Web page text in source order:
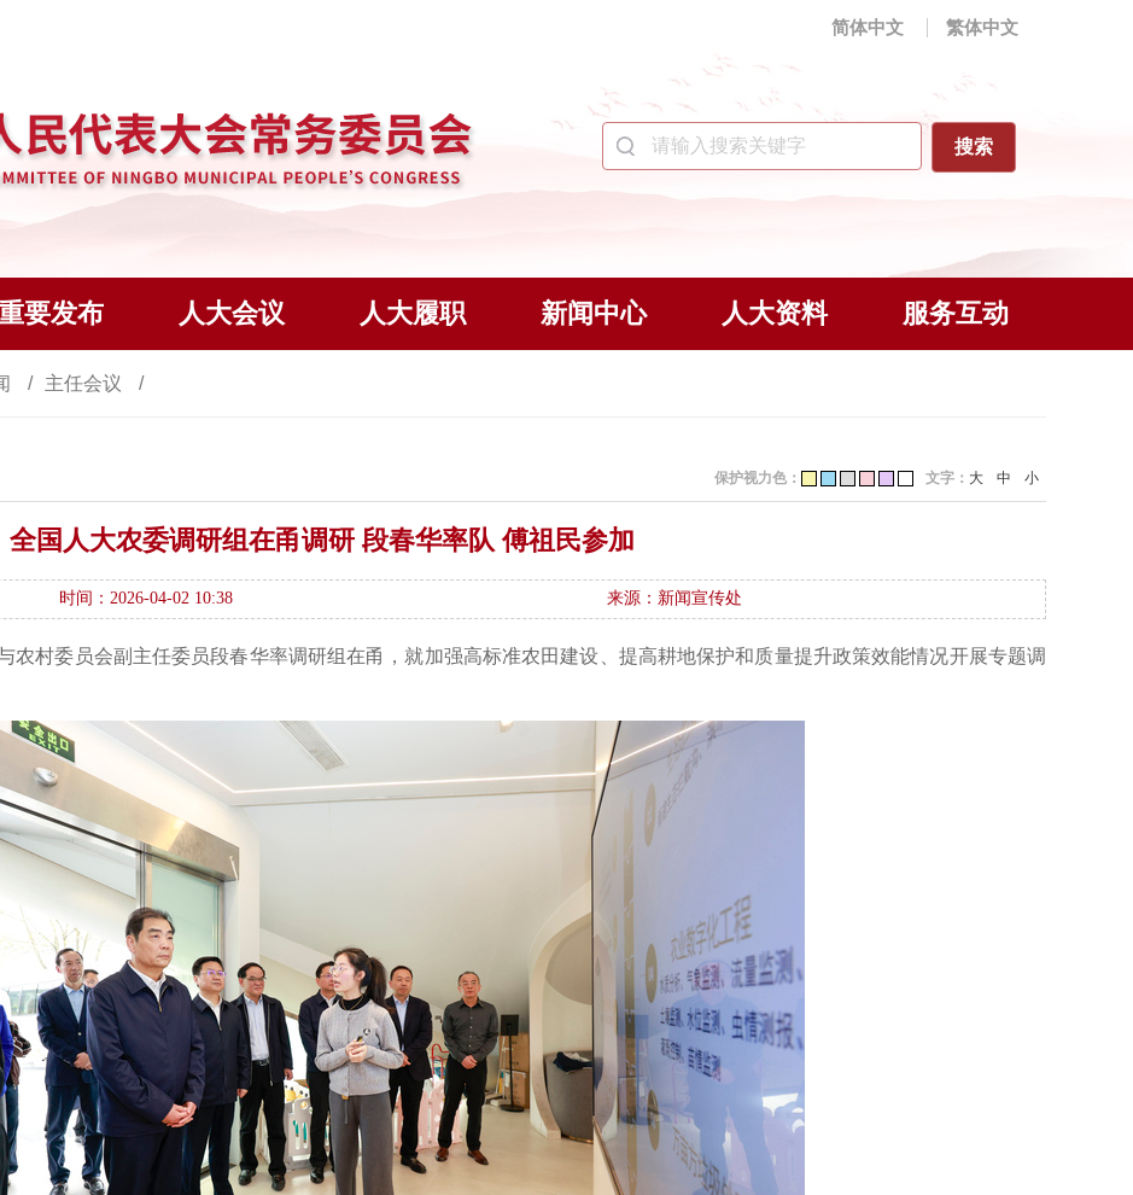
简体中文 繁体中文
要发布 人大会议 人大履职 新闻中心 人大资料 服务互动
主任会议
文字： 大 中 小
保护视力色：
全国人大农委调研组在甬调研 段春华率队 傅祖民参加
时间：2026-04-02 10:38 来源：新闻宣传处
农村委员会副主任委员段春华率调研组在甬，就加强高标准农田建设、提高耕地保护和质量提升政策效能情况开展专题调